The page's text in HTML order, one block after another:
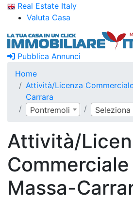
Real Estate Italy
Valuta Casa
Pubblica Annunci
Home
Attività/Licenza
Carrara
Pontremoli
Attività/
Massa-